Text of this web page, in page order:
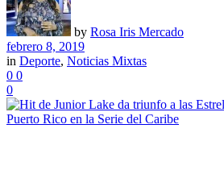
by Rosa Iris Mercado
febrero 8, 2019
in Deporte, Noticias Mixtas
0 0
0